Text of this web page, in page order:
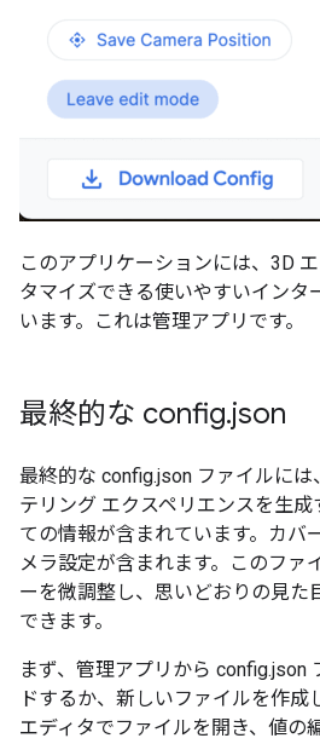
このアプリケーションには、3D
タマイズできる使いやすいインタ
います。これは管理アプリです。
最終的な config.json
最終的な config.json ファイルに
テリング エクスペリエンスを生
ての情報が含まれています。カバ
メラ設定が含まれます。このファ
ーを微調整し、思いどおりの見た
できます。
まず、管理アプリから config.json
ドするか、新しいファイルを作成
エディタでファイルを開き、値の